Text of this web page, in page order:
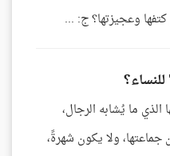
كتفها وعجيزتها؟ ج: ...
ما يُشابه الرجال،
ولا يكون شهرةً،